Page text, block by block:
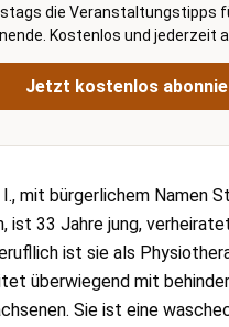
die Veranstaltungstipps
Kostenlos und jederzeit
Jetzt kostenlos
mit bürgerlichem Namen
ist 33 Jahre jung,
ist sie als
überwiegend mit
Sie ist eine